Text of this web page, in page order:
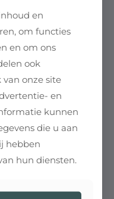
telefoonnummer
gebruikt voor het
van
geldende
correctie of
hierover kunt u
.
en
om functies
en om ons
ook
onze site
en
kunnen
die u aan
hebben
hun diensten.